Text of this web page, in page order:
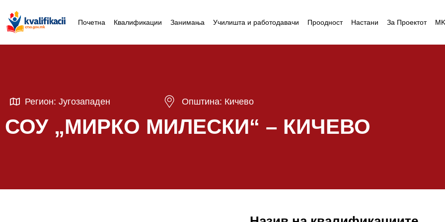
Почетна Квалификации Занимања Училишта и работодавачи Проодност Настани За Проектот MK
Регион: Југозападен Општина: Кичево
СОУ „МИРКО МИЛЕСКИ“ – КИЧЕВО